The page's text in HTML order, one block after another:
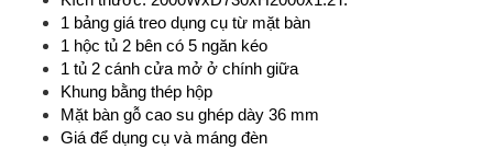
1 bảng giá treo dụng cụ từ mặt bàn
1 hộc tủ 2 bên có 5 ngăn kéo
1 tủ 2 cánh cửa mở ở chính giữa
Khung bằng thép hộp
Mặt bàn gỗ cao su ghép dày 36 mm
Giá để dụng cụ và máng đèn